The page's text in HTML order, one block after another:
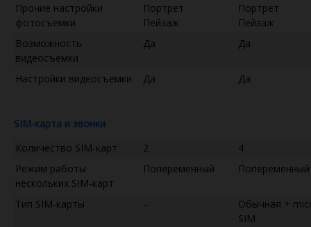
Прочие настройки
фотосъемки
Портрет
Пейзаж
Портрет
Пейзаж
Возможность
видеосъемки
Да Да
Настройки видеосъемки Да Да
SIM-карта и звонки
Количество SIM-карт
2
4
Режим работы
нескольких SIM-карт
Попеременный Попеременный
Тип SIM-карты --
Обычная +
SIM